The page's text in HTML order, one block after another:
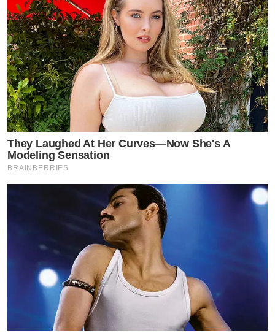
They Laughed At Her Curves—Now She's A
Modeling Sensation
BRAINBERRIES